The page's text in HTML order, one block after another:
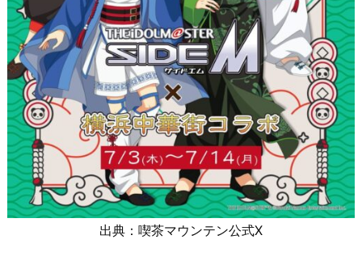
出典：喫茶マウンテン公式X